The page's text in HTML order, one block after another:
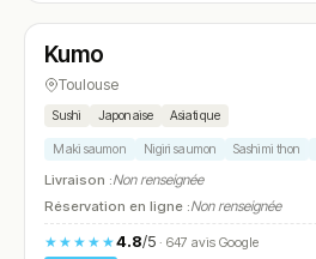
N° 12
Kumo
Toulouse
Sushi Japonaise Asiatique
Maki saumon Nigiri saumon Sashimi thon
Livraison :Non renseignée
Réservation en ligne :Non renseignée
★★★★★4.8/5· 647 avis Google